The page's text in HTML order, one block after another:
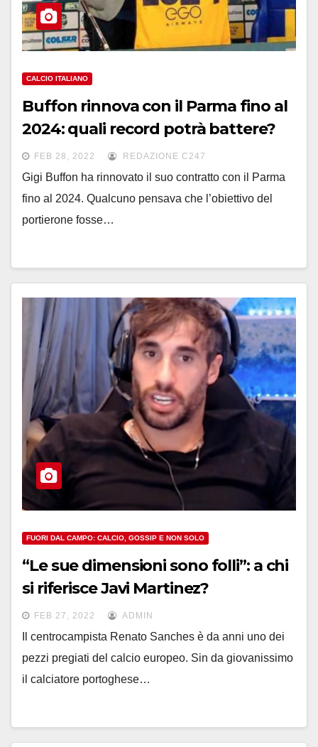
CALCIO ITALIANO
Buffon rinnova con il Parma fino al
2024: quali record potrà battere?
FEB 28, 2022 REDAZIONE C247
Gigi Buffon ha rinnovato il suo contratto con il Parma
fino al 2024. Qualcuno pensava che l’obiettivo del
portierone fosse…
FUORI DAL CAMPO: CALCIO, GOSSIP E NON SOLO
“Le sue dimensioni sono folli”: a chi
si riferisce Javi Martinez?
FEB 27, 2022 ADMIN
Il centrocampista Renato Sanches è da anni uno dei
pezzi pregiati del calcio europeo. Sin da giovanissimo
il calciatore portoghese…